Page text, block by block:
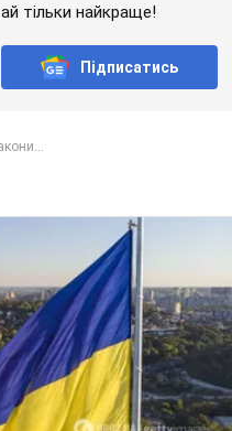
тільки найкраще!
Підписатись